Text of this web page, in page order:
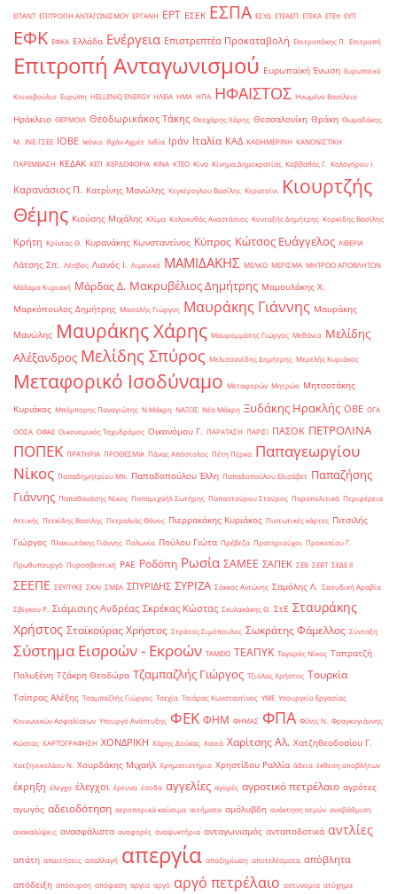
ΕΠΑΝΤ ΕΠΙΤΡΟΠΗ ΑΝΤΑΓΩΝΙΣΜΟΥ ΕΡΓΑΝΗ ΕΡΤ ΕΣΕΚ ΕΣΠΑ ΕΣΥΔ ΕΤΕΑΕΠ ΕΤΕΚΑ ΕΤΕπ ΕΥΠ
ΕΦΚ ΕΦΚΑ Ελλάδα Ενέργεια Επιστρεπτέα Προκαταβολή Επιτροπάκης Π. Επιτροπή
Επιτροπή Ανταγωνισμού Ευρωπαϊκή Ένωση Ευρωπαϊκό
Κοινοβούλιο Ευρώπη ΗELLENiQ ENERGY ΗΛΕΙΑ ΗΜΑ ΗΠΑ ΗΦΑΙΣΤΟΣ Ηνωμένο Βασίλειο
Ηράκλειο ΘΕΡΜΟΙΛ Θεοδωρικάκος Τάκης Θεοχάρης Χάρης Θεσσαλονίκη Θράκη Θωμαδάκης
Μ. ΙΝΕ-ΓΣΕΕ ΙΟΒΕ Ικόνιο Ιλχάν Αχμέτ Ινδία Ιράν Ιταλία ΚΑΔ ΚΑΘΗΜΕΡΙΝΗ ΚΑΝΟΝΙΣΤΙΚΗ
ΠΑΡΕΜΒΑΣΗ ΚΕΔΑΚ ΚΕΠ ΚΕΡΔΟΦΟΡΙΑ ΚΙΝΑ ΚΤΕΟ Κίνα Κίνημα Δημοκρατίας Καββαθάς Γ. Καλογήρου Ι.
Καρανάσιος Π. Κατρίνης Μανώλης Κεγκέρογλου Βασίλης Κερατσίνι
Κιουρτζής
Θέμης Κιούσης Μιχάλης Κλίμα Κολοκυθάς Αναστάσιος Κονταξής Δημήτρης Κορκίδης Βασίλης
Κρήτη Κρίντας Θ. Κυρανάκης Κωνσταντίνος Κύπρος Κώτσος Ευάγγελος ΛΙΒΕΡΙΑ
Λάτσης Σπ. Λέσβος Λιανός Ι. Λιμενικό ΜΑΜΙΔΑΚΗΣ ΜΕΛΚΟ ΜΕΡΙΣΜΑ ΜΗΤΡΩΟ ΑΠΟΒΛΗΤΩΝ
Μάλαμα Κυριακή Μάρδας Δ. Μακρυβέλιος Δημήτρης Μαμουλάκης Χ.
Μαρκόπουλος Δημήτρης Μασαλής Γιώργος Μαυράκης Γιάννης Μαυράκης
Μανώλης Μαυράκης Χάρης Μαυρομμάτης Γιώργος Μεθάνιο Μελίδης
Αλέξανδρος Μελίδης Σπύρος Μελισσανίδης Δημήτρης Μερελής Κυριάκος
Μεταφορικό Ισοδύναμο Μεταφορών Μητρώο Μητσοτάκης
Κυριάκος Μπόμπορης Παναγιώτης Ν.Μάκρη ΝΑΞΟΣ Νέα Μάκρη Ξυδάκης Ηρακλής ΟΒΕ ΟΓΑ
ΟΟΣΑ ΟΦΑΕ Οικονομικός Ταχυδρόμος Οικονόμου Γ. ΠΑΡΑΤΑΣΗ ΠΑΡΙΣΙ ΠΑΣΟΚ ΠΕΤΡΟΛΙΝΑ
ΠΟΠΕΚ ΠΡΑΤΗΡΙΑ ΠΡΟΘΕΣΜΙΑ Πάνας Απόστολος Πέτη Πέρκα Παπαγεωργίου
Νίκος Παπαδημητρίου Μπ. Παπαδοπούλου Έλλη Παπαδοπούλου Ελισάβετ Παπαζήσης
Γιάννης Παπαθανάσης Νίκος Παπαμιχαήλ Σωτήρης Παπασταύρου Σταύρος Παραπολιτικά Περιφέρεια
Αττικής Πετκίδης Βασίλης Πετραλιάς Θάνος Πιερρακάκης Κυριάκος Πιστωτικές κάρτες Πιτσιλής
Γιώργος Πλακιωτάκης Γιάννης Πολωνία Πούλου Γιώτα Πρέβεζα Πρατηριούχοι Προκοπίου Γ.
Πρωθυπουργό Πυροσβεστική ΡΑΕ Ροδόπη Ρωσία ΣΑΜΕΕ ΣΑΠΕΚ ΣΕΒ ΣΕΒΤ ΣΕΔΕ ΙΙ
ΣΕΕΠΕ ΣΕΥΠΥΚΕ ΣΚΑΙ ΣΜΕΑ ΣΠΥΡΙΔΗΣ ΣΥΡΙΖΑ Σάκκος Αντώνης Σαμόλης Λ. Σαουδική Αραβία
Σβίγκου Ρ. Σιάμισιης Ανδρέας Σκρέκας Κώστας Σκυλακάκης Θ. ΣτΕ Σταυράκης
Χρήστος Σταϊκούρας Χρήστος Στράτος Σιμόπουλος Σωκράτης Φάμελλος Σύνταξη
Σύστημα Εισροών - Εκροών ΤΑΜΕΙΟ ΤΕΑΠΥΚ Ταγαράς Νίκος Ταπρατζή
Πολυξένη Τζάκρη Θεοδώρα Τζαμπαζλής Γιώργος Τζιόλας Χρήστος Τουρκία
Τσίπρας Αλέξης Τσαμπαζλής Γιώργος Τσεχία Τσιάρας Κωνσταντίνος ΥΜΕ Υπουργείο Εργασίας
Κοινωνικών Ασφαλίσεων Υπουργό Ανάπτυξης ΦΕΚ ΦΗΜ ΦΗΜΑΣ ΦΠΑ Φίλης Ν. Φραγκογιάννης
Κώστας ΧΑΡΤΟΓΡΑΦΗΣΗ ΧΟΝΔΡΙΚΗ Χάρης Δούκας Χανιά Χαρίτσης Αλ. Χατζηθεοδοσίου Γ.
Χατζηνικολάου Ν. Χουρδάκης Μιχαήλ Χρηματιστήριο Χρηστίδου Ραλλία άδεια έκθεση αποβλήτων
έκρηξη έλεγχο έλεγχοι έρευνα έσοδα αγγελίες αγορές αγροτικό πετρέλαιο αγρότες
αγωγός αδειοδότηση αεροπορικά καύσιμα αιτήματα αμόλυβδη ανάκτηση ατμών αναβάθμιση
ανακαλύψεις ανασφάλιστα αναφορές αναψυκτήρια ανταγωνισμός ανταποδοτικά αντλίες
απάτη απαιτήσεις απαλλαγή απεργία αποζημίωση αποτελέσματα απόβλητα
απόδειξη απόσυρση απόφαση αργία αργό αργό πετρέλαιο αστυνομία ατύχημα